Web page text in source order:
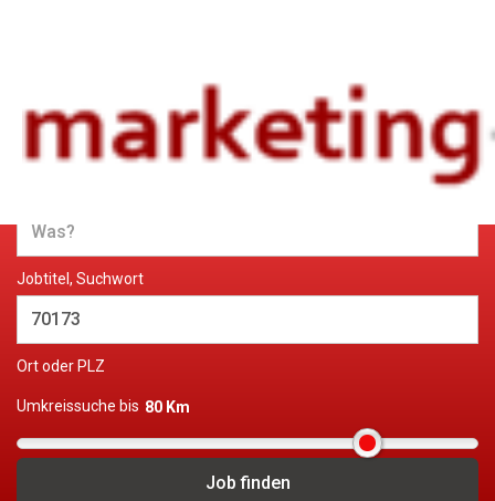
Jobs und Stellenangebote im
Marketing
Jobtitel, Suchwort
Ort oder PLZ
Umkreissuche bis 80 Km